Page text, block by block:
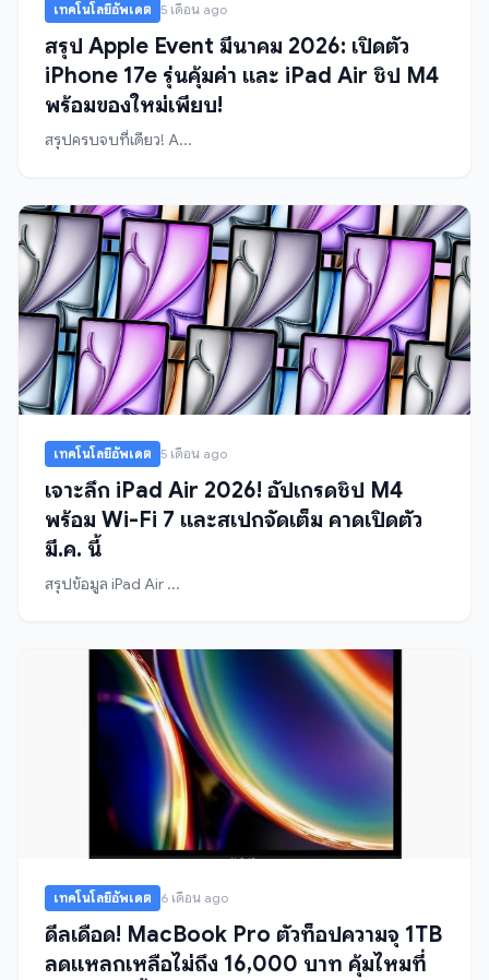
เทคโนโลยีอัพเดต 5 เดือน ago
สรุป Apple Event มีนาคม 2026: เปิดตัว
iPhone 17e รุ่นคุ้มค่า และ iPad Air ชิป M4
พร้อมของใหม่เพียบ!
สรุปครบจบที่เดียว! A...
เทคโนโลยีอัพเดต 5 เดือน ago
เจาะลึก iPad Air 2026! อัปเกรดชิป M4
พร้อม Wi-Fi 7 และสเปกจัดเต็ม คาดเปิดตัว
มี.ค. นี้
สรุปข้อมูล iPad Air ...
เทคโนโลยีอัพเดต 6 เดือน ago
ดีลเดือด! MacBook Pro ตัวท็อปความจุ 1TB
ลดแหลกเหลือไม่ถึง 16,000 บาท คุ้มไหมที่